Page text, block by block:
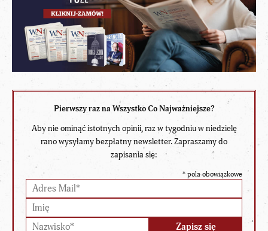
Pierwszy raz na Wszystko Co Najważniejsze?
Aby nie ominąć istotnych opinii, raz w tygodniu w niedzielę
rano wysyłamy bezpłatny newsletter. Zapraszamy do
zapisania się:
* pola obowiązkowe